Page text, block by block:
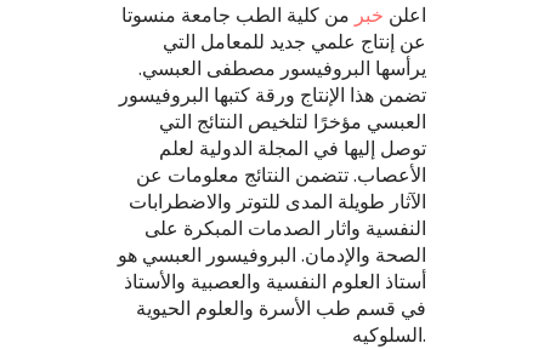
اعلن خبر من كلية الطب جامعة منسوتا
عن إنتاج علمي جديد للمعامل التي
يرأسها البروفيسور مصطفى العبسي.
تضمن هذا الإنتاج ورقة كتبها البروفيسور
العبسي مؤخرًا لتلخيص النتائج التي
توصل إليها في المجلة الدولية لعلم
الأعصاب. تتضمن النتائج معلومات عن
الآثار طويلة المدى للتوتر والاضطرابات
النفسية واثار الصدمات المبكرة على
الصحة والإدمان. البروفيسور العبسي هو
أستاذ العلوم النفسية والعصبية والأستاذ
في قسم طب الأسرة والعلوم الحيوية
السلوكيه.